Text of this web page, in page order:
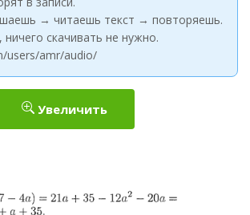
→ читаешь текст → повторяешь.
ничего скачивать не нужно.
users/amr/audio/
Увеличить